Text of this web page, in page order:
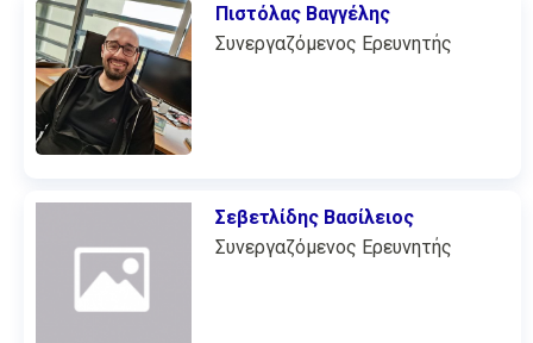
Πιστόλας Βαγγέλης
Συνεργαζόμενος Ερευνητής
Σεβετλίδης Βασίλειος
Συνεργαζόμενος Ερευνητής